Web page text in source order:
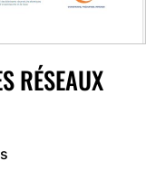
RÉSEAUX